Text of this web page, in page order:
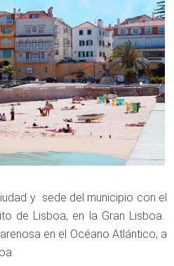
y sede del municipio con el
de Lisboa, en la Gran Lisboa.
en el Océano Atlántico, a